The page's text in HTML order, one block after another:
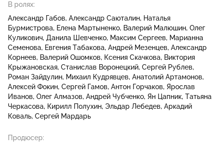
В ролях:
Александр Габов Александр Саюталин Наталья
Бурмистрова Елена Мартыненко Валерий Малюшин Олег
Куликович Данила Шевченко Максим Сергеев
Марианна
Семенова Евгения Табакова Андрей Мезенцев Александр
Корнеев
Валерий Ошомков Ксения Скачкова Виктория
Крыжановская Станислав Воронецкий Сергей Рублев
Роман Зайдулин Михаил Кудрявцев Анатолий Артамонов
Алексей Фокин Сергей Гамов Антон Горчаков Ярослав
Иванов Олег Алмазов Андрей Чубченко Ян Цапник Татьяна
Черкасова Кирилл Полухин Эльдар Лебедев Аркадий
Коваль Сергей Мардарь
Продюсер: